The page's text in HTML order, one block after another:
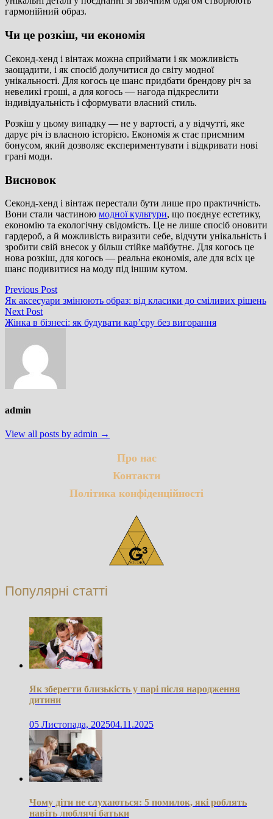
гармонійний образ.
Чи це розкіш, чи економія
Секонд-хенд і вінтаж можна сприймати і як можливість
заощадити, і як спосіб долучитися до світу модної
унікальності. Для когось це шанс придбати брендову річ за
невеликі гроші, а для когось — нагода підкреслити
індивідуальність і сформувати власний стиль.
Розкіш у цьому випадку — не у вартості, а у відчутті, яке
дарує річ із власною історією. Економія ж стає приємним
бонусом, який дозволяє експериментувати і відкривати нові
грані моди.
Висновок
Секонд-хенд і вінтаж перестали бути лише про практичність.
Вони стали частиною модної культури, що поєднує естетику,
економію та екологічну свідомість. Це не лише спосіб оновити
гардероб, а й можливість виразити себе, відчути унікальність і
зробити свій внесок у більш стійке майбутнє. Для когось це
нова розкіш, для когось — реальна економія, але для всіх це
шанс подивитися на моду під іншим кутом.
Навігація
записів
Previous PostPrevious
post:
Як аксесуари змінюють образ: від класики до сміливих рішень
Next PostNext
post:
Жінка в бізнесі: як будувати кар’єру без вигорання
admin
View all posts by admin →
Про нас
Контакти
Політика конфіденційності
Популярні статті
Як зберегти близькість у парі після народження
дитини
05 Листопада, 202504.11.2025
Чому діти не слухаються: 5 помилок, які роблять
навіть люблячі батьки